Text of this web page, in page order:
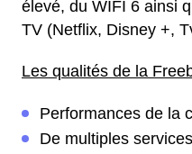
élevé, du WIFI 6 ainsi
TV (Netflix, Disney +,
Les qualités de la
Performances de la
De multiples